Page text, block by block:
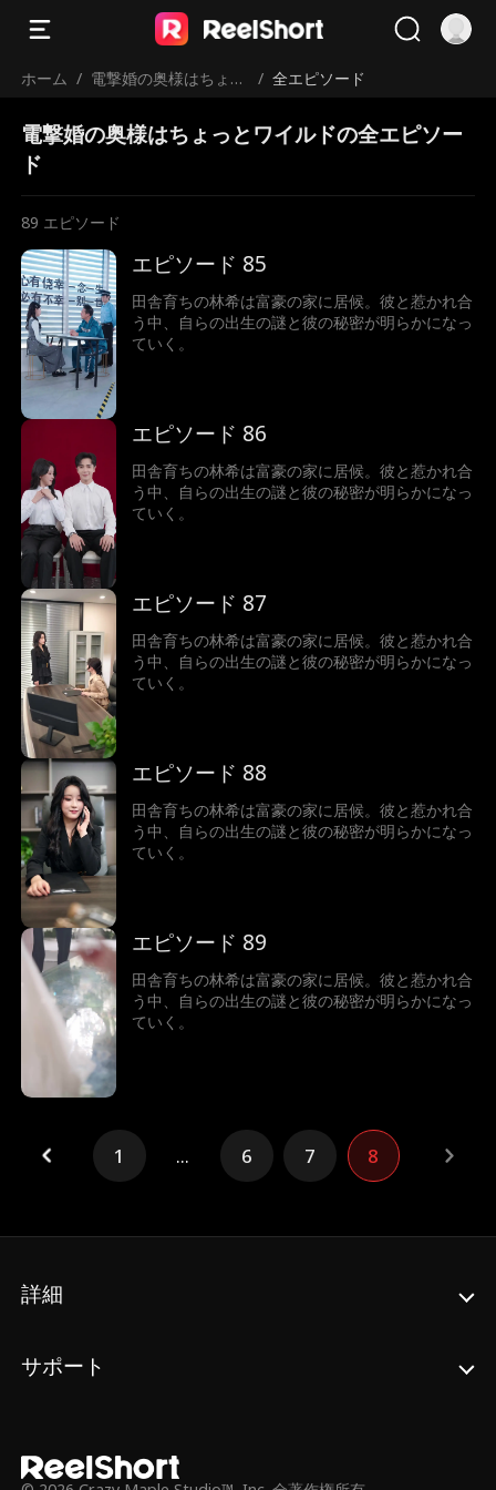
ホーム / 電撃婚の奥様はちょっ
/ 全エピソード
電撃婚の奥様はちょっとワイルドの全エピソー
ド
89 エピソード
エピソード 85
田舎育ちの林希は富豪の家に居候。彼と惹かれ合
う中、自らの出生の謎と彼の秘密が明らかになっ
ていく。
エピソード 86
田舎育ちの林希は富豪の家に居候。彼と惹かれ合
う中、自らの出生の謎と彼の秘密が明らかになっ
ていく。
エピソード 87
田舎育ちの林希は富豪の家に居候。彼と惹かれ合
う中、自らの出生の謎と彼の秘密が明らかになっ
ていく。
エピソード 88
田舎育ちの林希は富豪の家に居候。彼と惹かれ合
う中、自らの出生の謎と彼の秘密が明らかになっ
ていく。
エピソード 89
田舎育ちの林希は富豪の家に居候。彼と惹かれ合
う中、自らの出生の謎と彼の秘密が明らかになっ
ていく。
1 ... 6 7 8
詳細
サポート